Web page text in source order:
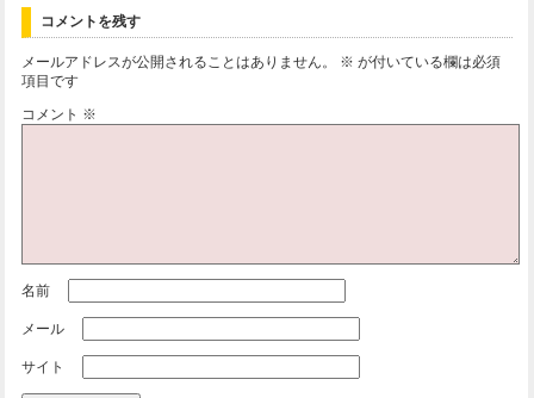
コメントを残す
メールアドレスが公開されることはありません。 ※ が付いている欄は必須
項目です
コメント ※
名前
メール
サイト